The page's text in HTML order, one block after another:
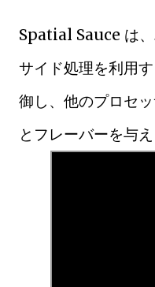
Spatial Sauce は、
サイド処理を利用
御し、他のプロセ
とフレーバーを与え